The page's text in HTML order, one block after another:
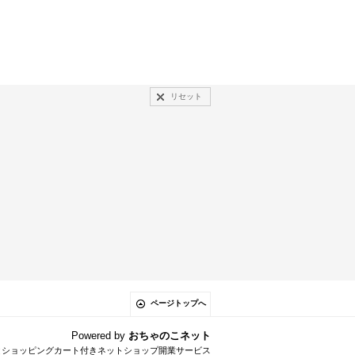
リセット
ページトップへ
Powered by おちゃのこネット
ョッピングカート付きネットショップ開業サービス